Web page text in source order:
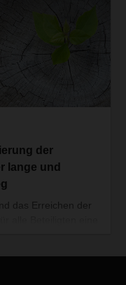
der
lange und
das Erreichen der